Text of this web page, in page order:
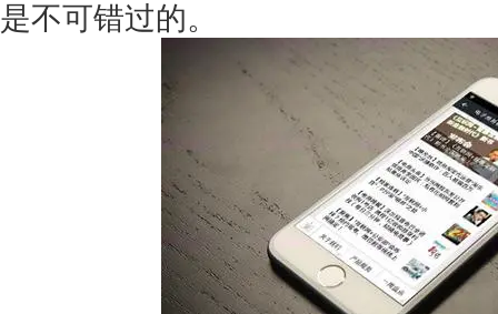
是不可错过的。
获得产品报价方案
1万个想法不如1次的方案落地
扫码添加[商务总监]沟通方案
扫码沟通